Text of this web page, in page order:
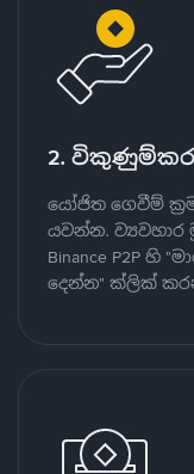
2.
යෝජිත ගෙවීම්
යවන්න.
Binance P2P
දෙන්න" ක්ලික්